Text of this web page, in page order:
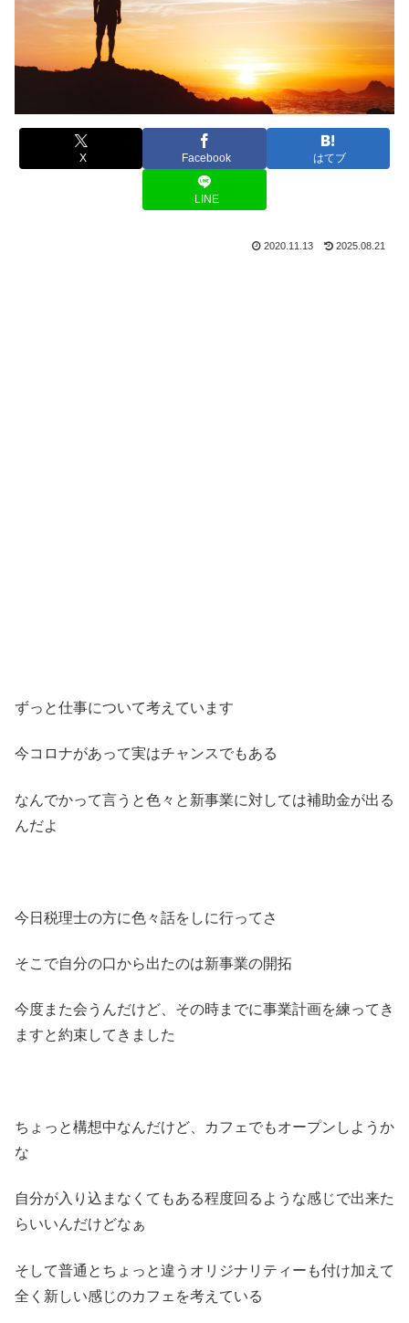
X Facebook はてブ
LINE
2020.11.13 2025.08.21
ずっと仕事について考えています
今コロナがあって実はチャンスでもある
なんでかって言うと色々と新事業に対しては補助金が出る
んだよ
今日税理士の方に色々話をしに行ってさ
そこで自分の口から出たのは新事業の開拓
今度また会うんだけど、その時までに事業計画を練ってき
ますと約束してきました
ちょっと構想中なんだけど、カフェでもオープンしようか
な
自分が入り込まなくてもある程度回るような感じで出来た
らいいんだけどなぁ
そして普通とちょっと違うオリジナリティーも付け加えて
全く新しい感じのカフェを考えている